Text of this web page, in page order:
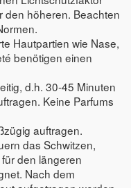
den höheren. Beachten
Hautpartien wie Nase,
benötigen einen
d.h. 30-45 Minuten
Keine Parfums
auftragen.
das Schwitzen,
den längeren
Nach dem